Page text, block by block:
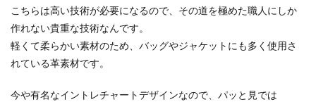
こちらは高い技術が必要になるので、その道を極めた職人にしか
作れない貴重な技術なんです。
軽くて柔らかい素材のため、バッグやジャケットにも多く使用さ
れている革素材です。
今や有名なイントレチャートデザインなので、パッと見では